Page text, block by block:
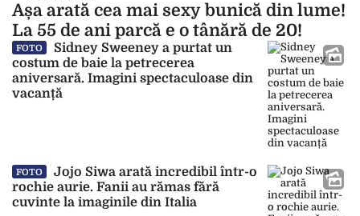
Așa arată cea mai sexy bunică din lume!
La 55 de ani parcă e o tânără de 20!
FOTO
Sidney Sweeney a purtat un
costum de baie la petrecerea
aniversară. Imagini spectaculoase din
vacanță
FOTO
Jojo Siwa arată incredibil într-o
rochie aurie. Fanii au rămas fără
cuvinte la imaginile din Italia